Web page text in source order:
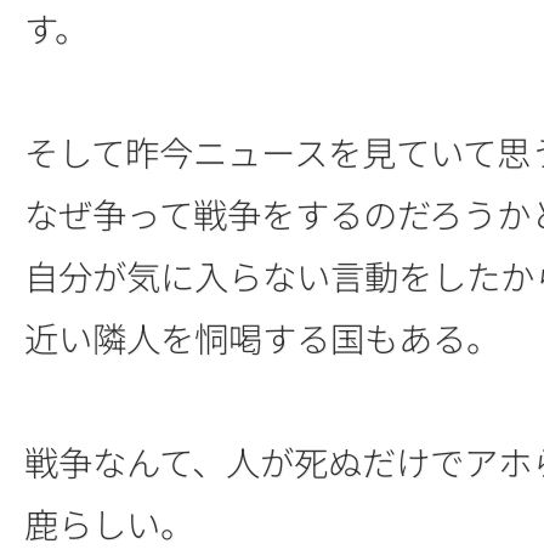
す。
そして昨今ニュースを見ていて
なぜ争って戦争をするのだろうか
自分が気に入らない言動をした
近い隣人を恫喝する国もある。
戦争なんて、人が死ぬだけでア
鹿らしい。